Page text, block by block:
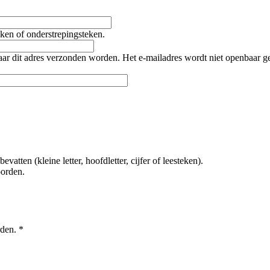
of onderstrepingsteken.
dit adres verzonden worden. Het e-mailadres wordt niet
(kleine letter, hoofdletter, cijfer of leesteken).
*